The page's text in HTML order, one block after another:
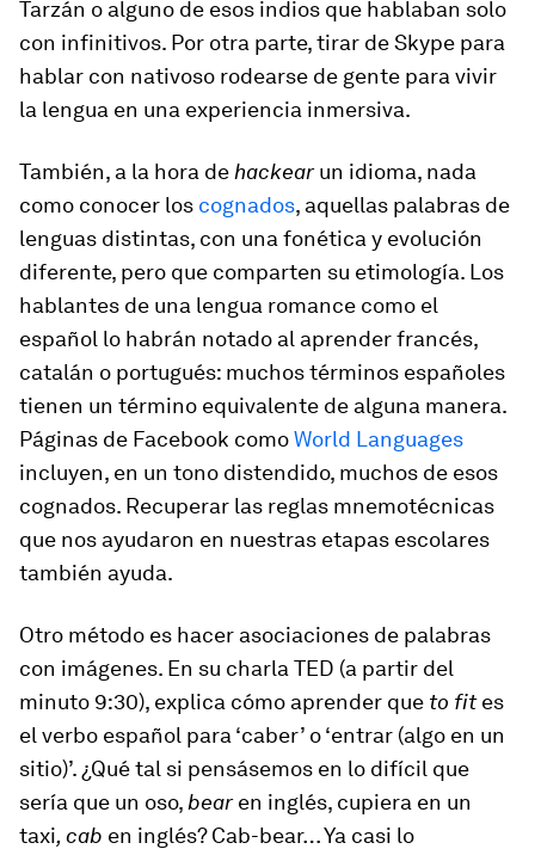
Tarzán o alguno de esos indios que hablaban solo
con infinitivos. Por otra parte, tirar de Skype para
hablar con nativoso rodearse de gente para vivir
la lengua en una experiencia inmersiva.
También, a la hora de hackearun idioma, nada
como conocer los cognados, aquellas palabras de
lenguas distintas, con una fonética y evolución
diferente, pero que comparten su etimología. Los
hablantes de una lengua romance como el
español lo habrán notado al aprender francés,
catalán o portugués: muchos términos españoles
tienen un término equivalente de alguna manera.
Páginas de Facebook comoWorld Languages
incluyen, en un tono distendido, muchos de esos
cognados. Recuperar las reglas mnemotécnicas
que nos ayudaron en nuestras etapas escolares
también ayuda.
Otro método es hacer asociaciones de palabras
con imágenes. En su charla TED (a partir del
minuto 9:30), explica cómo aprender que to fites
el verbo español para ‘caber’ o ‘entrar (algo en un
sitio)’. ¿Qué tal si pensásemos en lo difícil que
sería que un oso, bearen inglés, cupiera en un
taxi, cab en inglés? Cab-bear… Ya casi lo